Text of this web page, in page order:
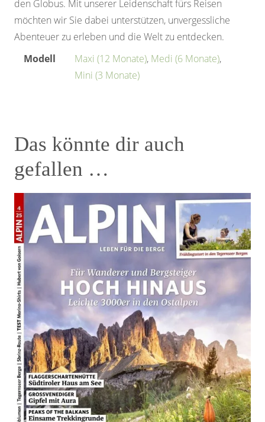
den Globus. Mit unserer Leidenschaft fürs Reisen
möchten wir Sie dabei unterstützen, unvergessliche
Abenteuer zu erleben und die Welt zu entdecken.
Modell
Maxi (12 Monate), Medi (6 Monate),
Mini (3 Monate)
Das könnte dir auch
gefallen …